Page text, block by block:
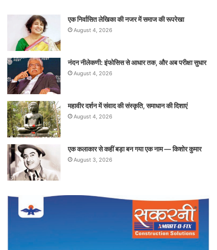
एक निर्वासित लेखिका की नजर में समाज की रूपरेखा
August 4, 2026
नंदन नीलेकणी: इंफोसिस से आधार तक, और अब परीक्षा सुधार
August 4, 2026
महावीर दर्शन में संवाद की संस्कृति, समाधान की दिशाएं
August 4, 2026
एक कलाकार से कहीं बड़ा बन गया एक नाम — किशोर कुमार
August 3, 2026